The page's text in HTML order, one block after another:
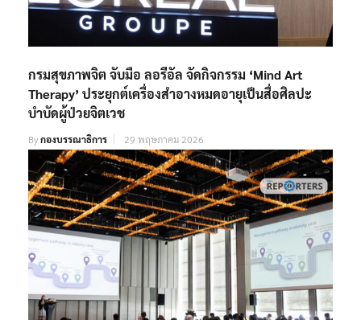
กรมสุขภาพจิต จับมือ ลอรีอัล จัดกิจกรรม ‘Mind Art
Therapy’ ประยุกต์เครื่องสำอางหมดอายุเป็นสื่อศิลปะ
บำบัดผู้ป่วยจิตเวช
Byกองบรรณาธิการ 29 พฤษภาคม 2026